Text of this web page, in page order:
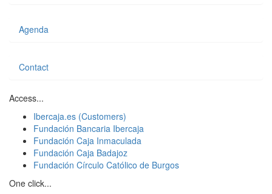
Agenda
Contact
Access...
Ibercaja.es (Customers)
Fundación Bancaria Ibercaja
Fundación Caja Inmaculada
Fundación Caja Badajoz
Fundación Círculo Católico de Burgos
One click...